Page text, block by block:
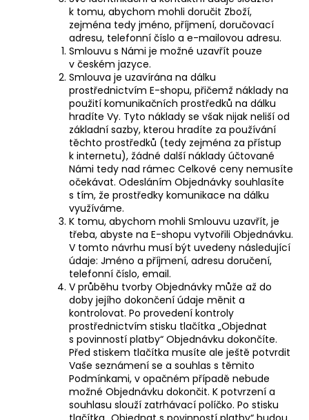
k tomu, abychom mohli doručit Zboží,
zejména tedy jméno, příjmení, doručovací
adresu, telefonní číslo a e-mailovou adresu.
Smlouvu s Námi je možné uzavřít pouze
v českém jazyce.
Smlouva je uzavírána na dálku
prostřednictvím E-shopu, přičemž náklady na
použití komunikačních prostředků na dálku
hradíte Vy. Tyto náklady se však nijak neliší od
základní sazby, kterou hradíte za používání
těchto prostředků (tedy zejména za přístup
k internetu), žádné další náklady účtované
Námi tedy nad rámec Celkové ceny nemusíte
očekávat. Odesláním Objednávky souhlasíte
s tím, že prostředky komunikace na dálku
využíváme.
K tomu, abychom mohli Smlouvu uzavřít, je
třeba, abyste na E-shopu vytvořili Objednávku.
V tomto návrhu musí být uvedeny následující
údaje: Jméno a příjmení, adresu doručení,
telefonní číslo, email.
V průběhu tvorby Objednávky může až do
doby jejího dokončení údaje měnit a
kontrolovat. Po provedení kontroly
prostřednictvím stisku tlačítka „Objednat
s povinností platby“ Objednávku dokončíte.
Před stiskem tlačítka musíte ale ještě potvrdit
Vaše seznámení se a souhlas s těmito
Podmínkami, v opačném případě nebude
možné Objednávku dokončit. K potvrzení a
souhlasu slouží zatrhávací políčko. Po stisku